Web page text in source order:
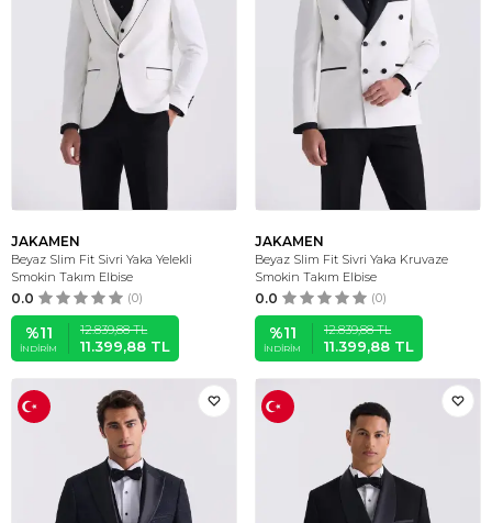
JAKAMEN
Beyaz Slim Fit Sivri Yaka Yelekli
Smokin Takım Elbise
0.0 (0)
%11
İNDIRIM
12.839,88TL
11.399,88 TL
JAKAMEN
Beyaz Slim Fit Sivri Yaka Kruvaze
Smokin Takım Elbise
0.0 (0)
%11
İNDIRIM
12.839,88TL
11.399,88 TL